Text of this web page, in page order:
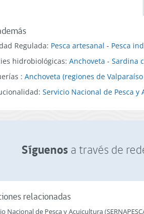
Regulada: Pesca artesanal - Pesca
hidrobiológicas: Anchoveta - Sardina
: Anchoveta (regiones de Valparaíso
Servicio Nacional de Pesca y
Síguenos a través de
relacionadas
Nacional de Pesca y Acuicultura